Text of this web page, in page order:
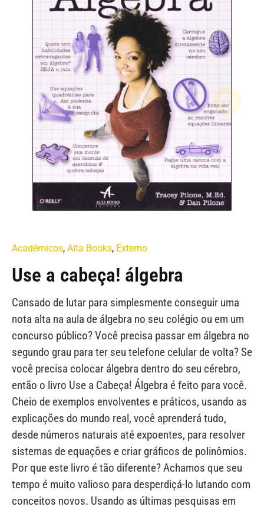
Acadêmicos, Alta Books, Externo
Use a cabeça! álgebra
Cansado de lutar para simplesmente conseguir uma
nota alta na aula de álgebra no seu colégio ou em um
concurso público? Você precisa passar em álgebra no
segundo grau para ter seu telefone celular de volta? Se
você precisa colocar álgebra dentro do seu cérebro,
então o livro Use a Cabeça! Álgebra é feito para você.
Cheio de exemplos envolventes e práticos, usando as
explicações do mundo real, você aprenderá tudo,
desde números naturais até expoentes, para resolver
sistemas de equações e criar gráficos de polinômios.
Por que este livro é tão diferente? Achamos que seu
tempo é muito valioso para desperdiçá-lo lutando com
conceitos novos. Usando as últimas pesquisas em